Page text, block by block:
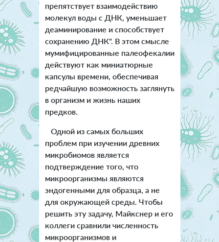
препятствует взаимодействию
молекул воды с ДНК, уменьшает
деаминирование и способствует
сохранению ДНК". В этом смысле
мумифицированные палеофекалии
действуют как миниатюрные
капсулы времени, обеспечивая
редчайшую возможность заглянуть
в организм и жизнь наших
предков.
Одной из самых больших
проблем при изучении древних
микробиомов является
подтверждение того, что
микроорганизмы являются
эндогенными для образца, а не
для окружающей среды. Чтобы
решить эту задачу, Майкснер и его
коллеги сравнили численность
микроорганизмов и